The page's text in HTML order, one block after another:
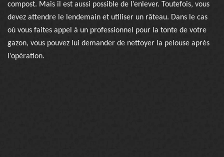
compost. Mais il est aussi possible de l’enlever. Toutefois, vous
devez attendre le lendemain et utiliser un râteau. Dans le cas
où vous faites appel à un professionnel pour la tonte de votre
gazon, vous pouvez lui demander de nettoyer la pelouse après
l’opération.